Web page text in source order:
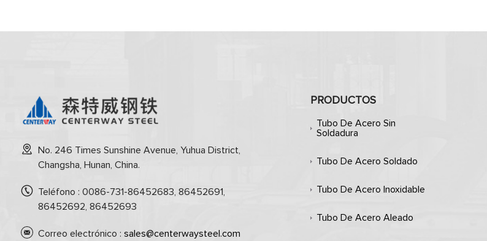
No. 246 Times Sunshine Avenue, Yuhua District,
Changsha, Hunan, China.
Teléfono : 0086-731-86452683, 86452691,
86452692, 86452693
Correo electrónico : sales@centerwaysteel.com
PRODUCTOS
Tubo De Acero Sin
Soldadura
Tubo De Acero Soldado
Tubo De Acero Inoxidable
Tubo De Acero Aleado